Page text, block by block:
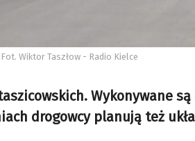
Wiktor Taszłow - Radio Kielce
Wykonywane
drogowcy planują też